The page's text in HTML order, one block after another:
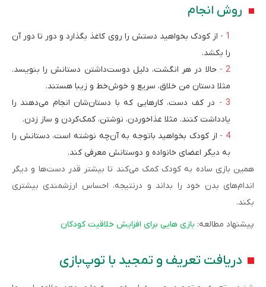
روش انجام
از کودک بخواهید دستش را روی کاغذ بگذارد و دور تا دور آن
را بکشد.
حالا در هر انگشت، دلیل دوست‌داشتن دستانش را بنویسد.
مثلا دستان من خلاق، سریع و خوش‌خط و زیبا هستند.
در کف دست، کارهایی که با دستان‌شان انجام می‌دهند را
یادداشت کنند. مثلا غذاخوردن، نوشتن، کمک‌کردن و ساز زدن.
از کودک بخواهید باتوجه به آن‌چه نوشته است، دستانش را
به دیگر اعضای خانواده و دوستانش معرفی کند.
همین بازی ساده به کودک کمک می‌کند تا بیشتر قدر دست‌ها و دیگر
اندام‌های بدن خود را بداند و درنتیجه، احساس ارزشمندی بیشتری
بکند.
پیشنهاد مطالعه: بازی هایی برای افزایش خلاقیت کودکان
دریافت تعریف و تمجید با توپ‌بازی